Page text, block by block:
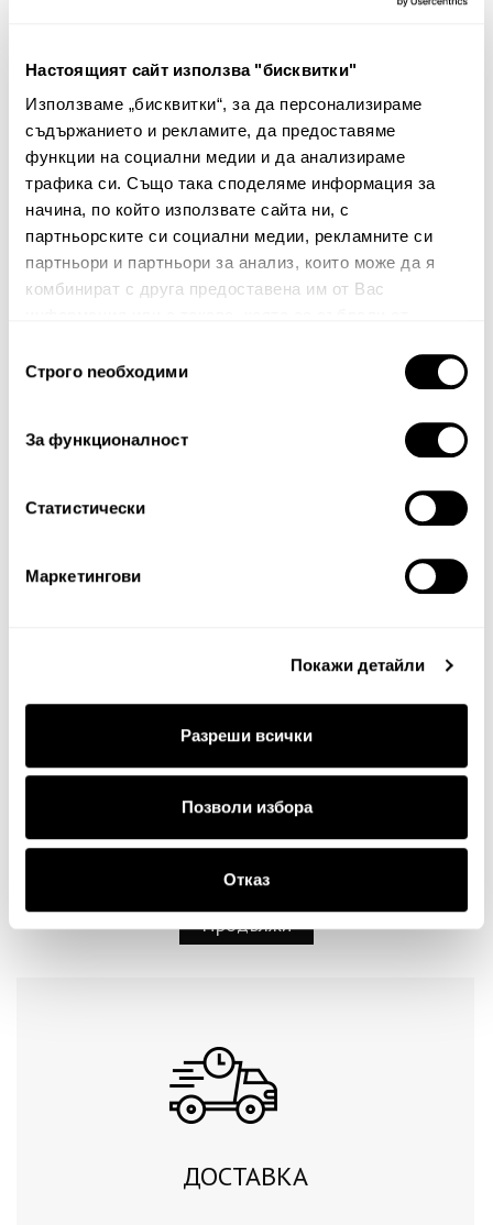
Настоящият сайт използва "бисквитки"
Използваме „бисквитки“, за да персонализираме
съдържанието и рекламите, да предоставяме
функции на социални медии и да анализираме
трафика си. Също така споделяме информация за
начина, по който използвате сайта ни, с
партньорските си социални медии, рекламните си
партньори и партньори за анализ, които може да я
комбинират с друга предоставена им от Вас
наСтрого nеобходими
За функционалност
Статистически
Маркетингови
Покажи детайли
Разреши всички
Позволи избора
Отказ
22.80€ 44.59лв.
34.00€
23.80€ 46.55лв.
Няма мнения за този продукт.
Споделете Вашето мнение
Име
Най-висока
Тест за сигурност
Продължи
ДОСТАВКА